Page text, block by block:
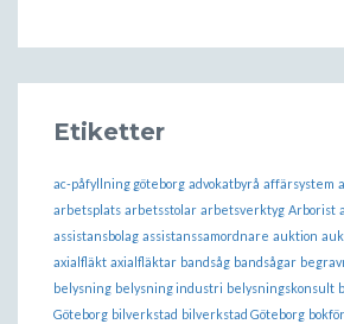
Etiketter
ac-påfyllning göteborg advokatbyrå affärsystem
arbetsplats arbetsstolar arbetsverktyg Arborist
assistansbolag assistanssamordnare auktion
axialfläkt axialfläktar bandsåg bandsågar
belysning belysning industri belysningskonsult
Göteborg bilverkstad bilverkstad Göteborg